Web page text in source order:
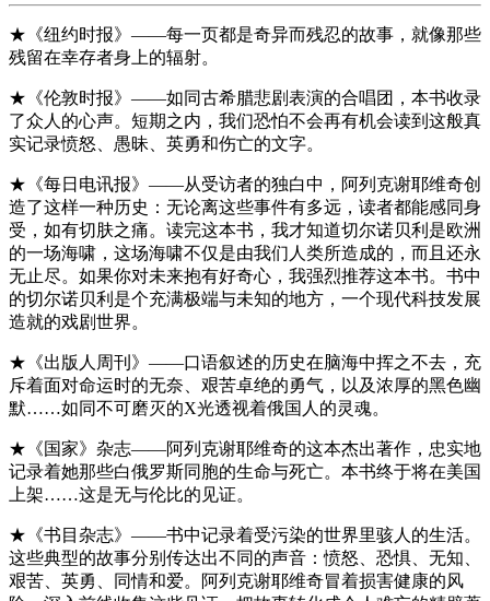
★《纽约时报》——每一页都是奇异而残忍的故事，就像那些
残留在幸存者身上的辐射。
★《伦敦时报》——如同古希腊悲剧表演的合唱团，本书收录
了众人的心声。短期之内，我们恐怕不会再有机会读到这般真
实记录愤怒、愚昧、英勇和伤亡的文字。
★《每日电讯报》——从受访者的独白中，阿列克谢耶维奇创
造了这样一种历史：无论离这些事件有多远，读者都能感同身
受，如有切肤之痛。读完这本书，我才知道切尔诺贝利是欧洲
的一场海啸，这场海啸不仅是由我们人类所造成的，而且还永
无止尽。如果你对未来抱有好奇心，我强烈推荐这本书。书中
的切尔诺贝利是个充满极端与未知的地方，一个现代科技发展
造就的戏剧世界。
★《出版人周刊》——口语叙述的历史在脑海中挥之不去，充
斥着面对命运时的无奈、艰苦卓绝的勇气，以及浓厚的黑色幽
默……如同不可磨灭的X光透视着俄国人的灵魂。
★《国家》杂志——阿列克谢耶维奇的这本杰出著作，忠实地
记录着她那些白俄罗斯同胞的生命与死亡。本书终于将在美国
上架……这是无与伦比的见证。
★《书目杂志》——书中记录着受污染的世界里骇人的生活。
这些典型的故事分别传达出不同的声音：愤怒、恐惧、无知、
艰苦、英勇、同情和爱。阿列克谢耶维奇冒着损害健康的风